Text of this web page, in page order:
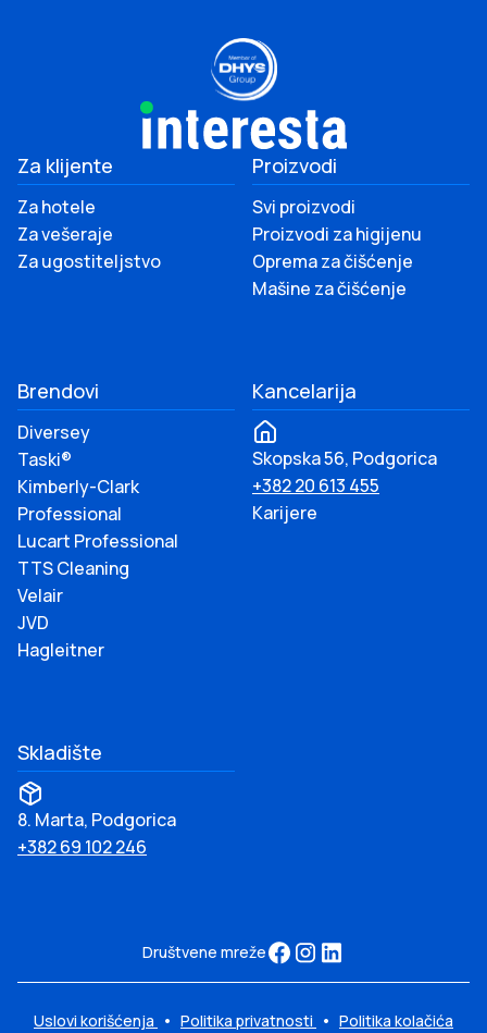
Za klijente
Za hotele
Za vešeraje
Za ugostiteljstvo
Proizvodi
Svi proizvodi
Proizvodi za higijenu
Oprema za čišćenje
Mašine za čišćenje
Brendovi
Diversey
Taski®
Kimberly-Clark
Professional
Lucart Professional
TTS Cleaning
Velair
JVD
Hagleitner
Kancelarija
Skopska 56, Podgorica
+382 20 613 455
Karijere
Skladište
8. Marta, Podgorica
+382 69 102 246
Društvene mreže
Uslovi korišćenja • Politika privatnosti • Politika kolačića